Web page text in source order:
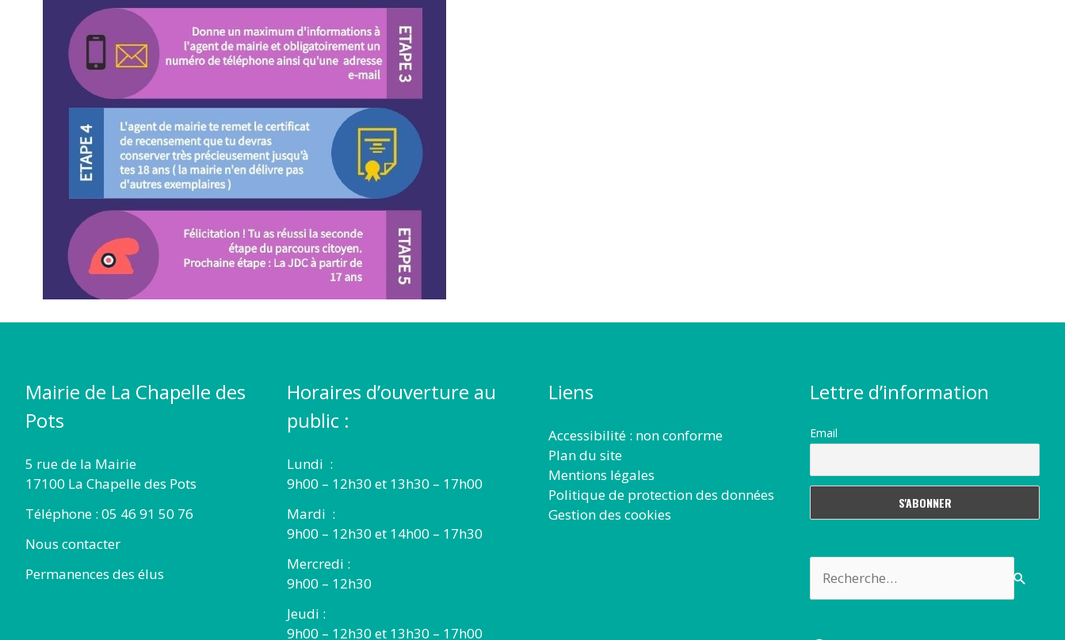
Mairie de La Chapelle des
Pots
5 rue de la Mairie
17100 La Chapelle des Pots
Téléphone : 05 46 91 50 76
Nous contacter
Permanences des élus
Horaires d’ouverture au
public :
Lundi :
9h00 – 12h30 et 13h30 – 17h00
Mardi :
9h00 – 12h30 et 14h00 – 17h30
Mercredi :
9h00 – 12h30
Jeudi :
9h00 – 12h30 et 13h30 – 17h00
Liens
Accessibilité : non conforme
Plan du site
Mentions légales
Politique de protection des données
Gestion des cookies
Lettre d’information
Email